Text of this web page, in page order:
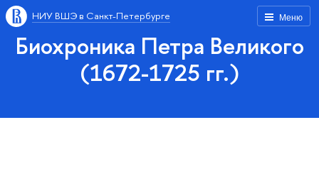
Меню
НИУ ВШЭ в Санкт-Петербурге
Биохроника Петра Великого
(1672-1725 гг.)